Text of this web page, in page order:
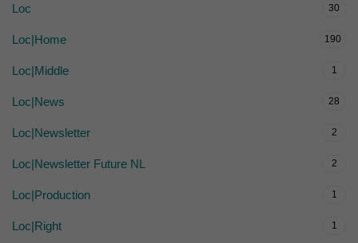
Loc 30
Loc|Home 190
Loc|Middle 1
Loc|News 28
Loc|Newsletter 2
Loc|Newsletter Future NL 2
Loc|Production 1
Loc|Right 1